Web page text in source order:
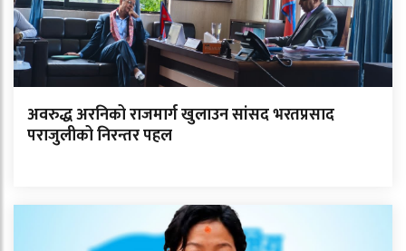
अवरुद्ध अरनिको राजमार्ग खुलाउन सांसद भरतप्रसाद
पराजुलीको निरन्तर पहल